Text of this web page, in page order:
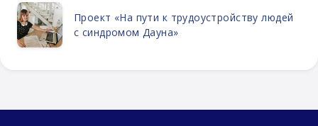
Проект «На пути к трудоустройству людей
с синдромом Дауна»